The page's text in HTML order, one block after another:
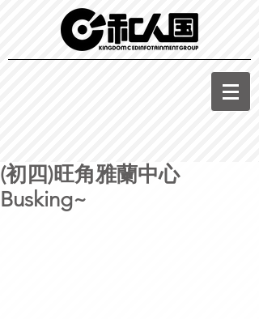
(初四)旺角雅蘭中心
Busking~